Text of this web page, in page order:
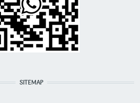
SITEMAP